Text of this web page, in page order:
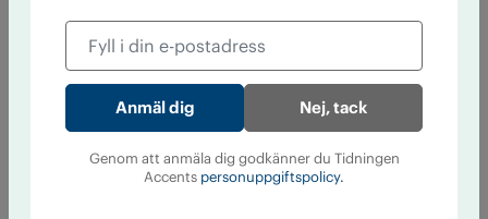
Nej, tack
Genom att anmäla dig godkänner du Tidningen
Accents personuppgiftspolicy.